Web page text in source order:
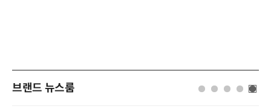
브랜드 뉴스룸